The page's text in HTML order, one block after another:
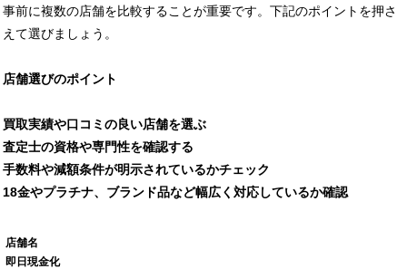
事前に複数の店舗を比較することが重要です。下記のポイントを押さ
えて選びましょう。
店舗選びのポイント
買取実績や口コミの良い店舗を選ぶ
査定士の資格や専門性を確認する
手数料や減額条件が明示されているかチェック
18金やプラチナ、ブランド品など幅広く対応しているか確認
店舗名
即日現金化